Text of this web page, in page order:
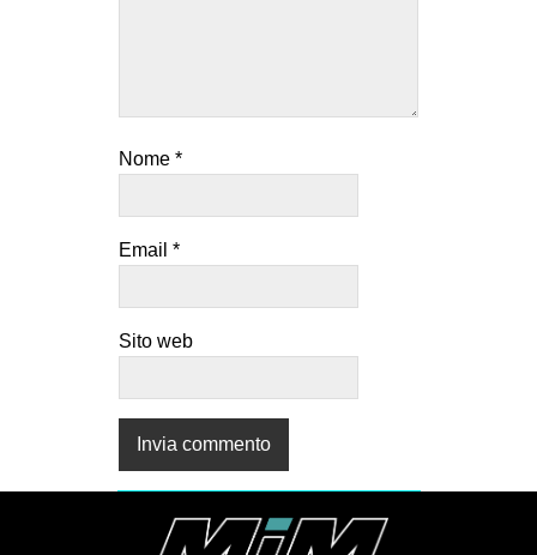
Nome *
Email *
Sito web